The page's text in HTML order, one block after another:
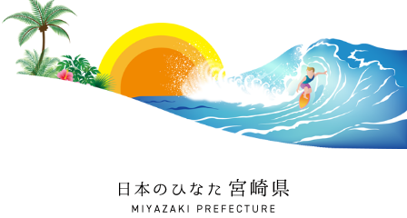
日本のひなた 宮崎県
MIYAZAKI PREFECTURE